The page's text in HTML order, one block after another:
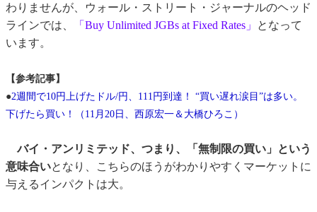
わりませんが、ウォール・ストリート・ジャーナルのヘッド
ラインでは、
「Buy Unlimited JGBs at Fixed Rates」
となって
います。
【参考記事】
●2週間で10円上げたドル/円、111円到達！ “買い遅れ涙目”は多い。
下げたら買い！（11月20日、西原宏一＆大橋ひろこ）
バイ・アンリミテッド、つまり、「無制限の買い」という
意味合いとなり、こちらのほうがわかりやすくマーケットに
与えるインパクトは大。